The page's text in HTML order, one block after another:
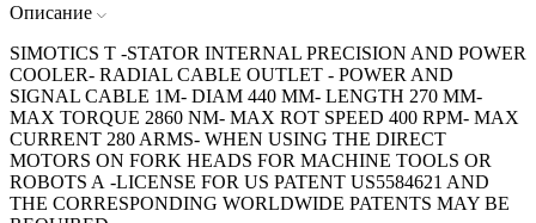
Описание
SIMOTICS T -STATOR INTERNAL PRECISION AND POWER
COOLER- RADIAL CABLE OUTLET - POWER AND
SIGNAL CABLE 1M- DIAM 440 MM- LENGTH 270 MM-
MAX TORQUE 2860 NM- MAX ROT SPEED 400 RPM- MAX
CURRENT 280 ARMS- WHEN USING THE DIRECT
MOTORS ON FORK HEADS FOR MACHINE TOOLS OR
ROBOTS A -LICENSE FOR US PATENT US5584621 AND
THE CORRESPONDING WORLDWIDE PATENTS MAY BE